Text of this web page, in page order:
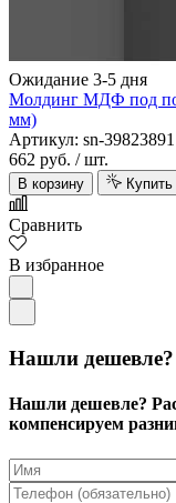
Ожидание 3-5 дня
Молдинг МДФ под
мм)
Артикул: sn-39823891
662 руб. / шт.
В корзину
Сравнить
В избранное
Нашли дешевле?
Нашли дешевле?
компенсируем